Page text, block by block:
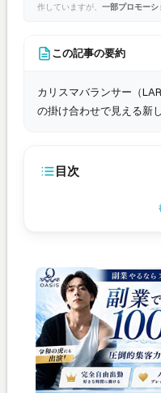
作していますが、 一部プロモー
この記事の要約
カリスマバランサー（
の掛け合わせで見える新
目次